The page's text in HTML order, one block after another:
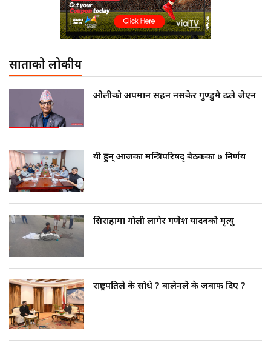
साताको लोकप्रीय
ओलीको अपमान सहन नसकेर गुण्डुमै ढले जेएन
यी हुन् आजका मन्त्रिपरिषद् बैठकका ७ निर्णय
सिराहामा गोली लागेर गणेश यादवको मृत्यु
राष्ट्रपतिले के सोधे ? बालेनले के जवाफ दिए ?